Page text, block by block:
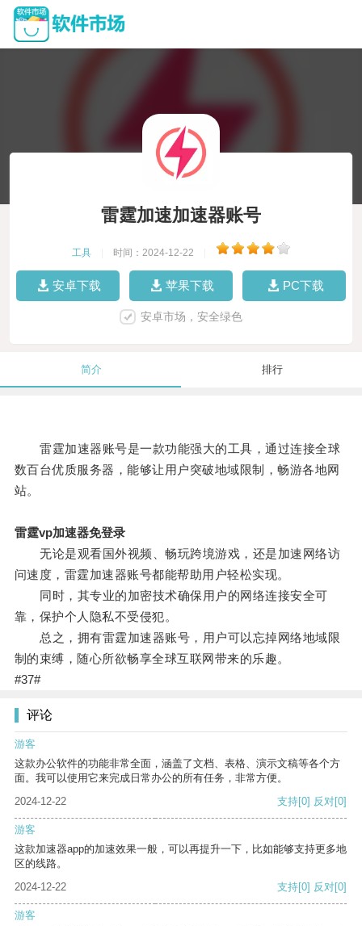
雷霆加速加速器账号
工具 时间：2024-12-22
安卓下载 苹果下载 PC下载
安卓市场，安全绿色
简介 排行
雷霆加速器账号是一款功能强大的工具，通过连接全球
数百台优质服务器，能够让用户突破地域限制，畅游各地网
站。
雷霆vp加速器免登录
无论是观看国外视频、畅玩跨境游戏，还是加速网络访
问速度，雷霆加速器账号都能帮助用户轻松实现。
同时，其专业的加密技术确保用户的网络连接安全可
靠，保护个人隐私不受侵犯。
总之，拥有雷霆加速器账号，用户可以忘掉网络地域限
制的束缚，随心所欲畅享全球互联网带来的乐趣。
#37#
评论
游客
这款办公软件的功能非常全面，涵盖了文档、表格、演示文稿等各个方
面。我可以使用它来完成日常办公的所有任务，非常方便。
2024-12-22
支持[0] 反对[0]
游客
这款加速器app的加速效果一般，可以再提升一下，比如能够支持更多地
区的线路。
2024-12-22
支持[0] 反对[0]
游客